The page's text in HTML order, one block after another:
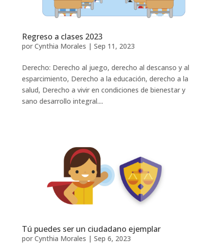
Regreso a clases 2023
por Cynthia Morales | Sep 11, 2023
Derecho: Derecho al juego, derecho al descanso y al
esparcimiento, Derecho a la educación, derecho a la
salud, Derecho a vivir en condiciones de bienestar y
sano desarrollo integral....
Tú puedes ser un ciudadano ejemplar
por Cynthia Morales | Sep 6, 2023